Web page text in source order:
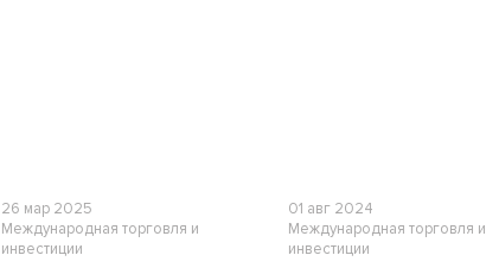
26 мар 2025
Международная торговля и
инвестиции
01 авг 2024
Международная торговля и
инвестиции